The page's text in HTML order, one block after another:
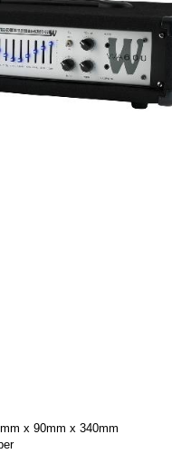
x 90mm x 340mm